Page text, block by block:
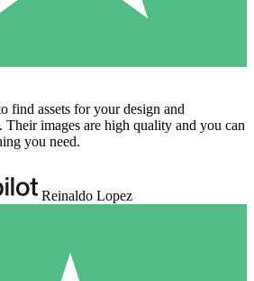
find assets for your design and
images are high quality and you can
you need.
Reinaldo Lopez